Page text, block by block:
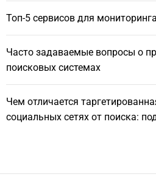
Топ-5 сервисов для
Часто задаваемые вопросы о
поисковых системах
Чем отличается
социальных сетях от поиска: